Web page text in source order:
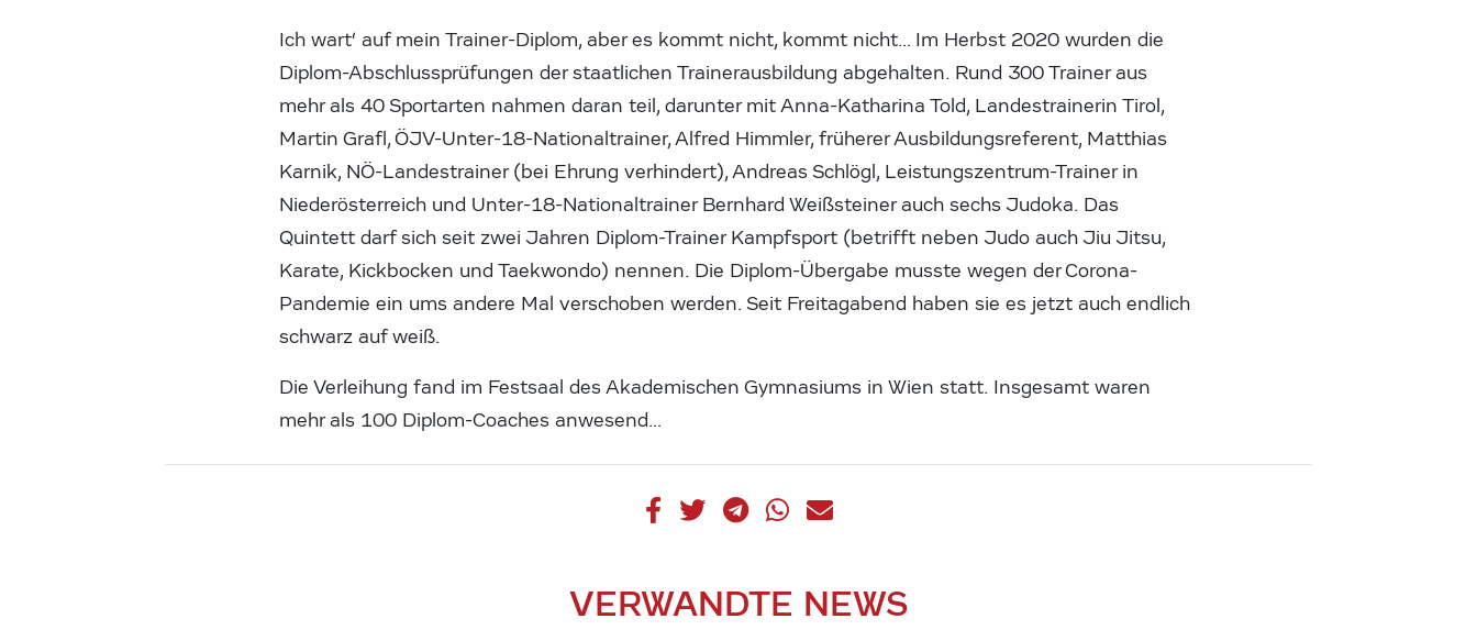
Ich wart‘ auf mein Trainer-Diplom, aber es kommt nicht, kommt nicht… Im Herbst 2020 wurden die
Diplom-Abschlussprüfungen der staatlichen Trainerausbildung abgehalten. Rund 300 Trainer aus
mehr als 40 Sportarten nahmen daran teil, darunter mit Anna-Katharina Told, Landestrainerin Tirol,
Martin Grafl, ÖJV-Unter-18-Nationaltrainer, Alfred Himmler, früherer Ausbildungsreferent, Matthias
Karnik, NÖ-Landestrainer (bei Ehrung verhindert), Andreas Schlögl, Leistungszentrum-Trainer in
Niederösterreich und Unter-18-Nationaltrainer Bernhard Weißsteiner auch sechs Judoka. Das
Quintett darf sich seit zwei Jahren Diplom-Trainer Kampfsport (betrifft neben Judo auch Jiu Jitsu,
Karate, Kickbocken und Taekwondo) nennen. Die Diplom-Übergabe musste wegen der Corona-
Pandemie ein ums andere Mal verschoben werden. Seit Freitagabend haben sie es jetzt auch endlich
schwarz auf weiß.
Die Verleihung fand im Festsaal des Akademischen Gymnasiums in Wien statt. Insgesamt waren
mehr als 100 Diplom-Coaches anwesend…
VERWANDTE NEWS